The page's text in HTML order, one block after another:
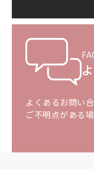
よくあるお問い
ご不明点がある